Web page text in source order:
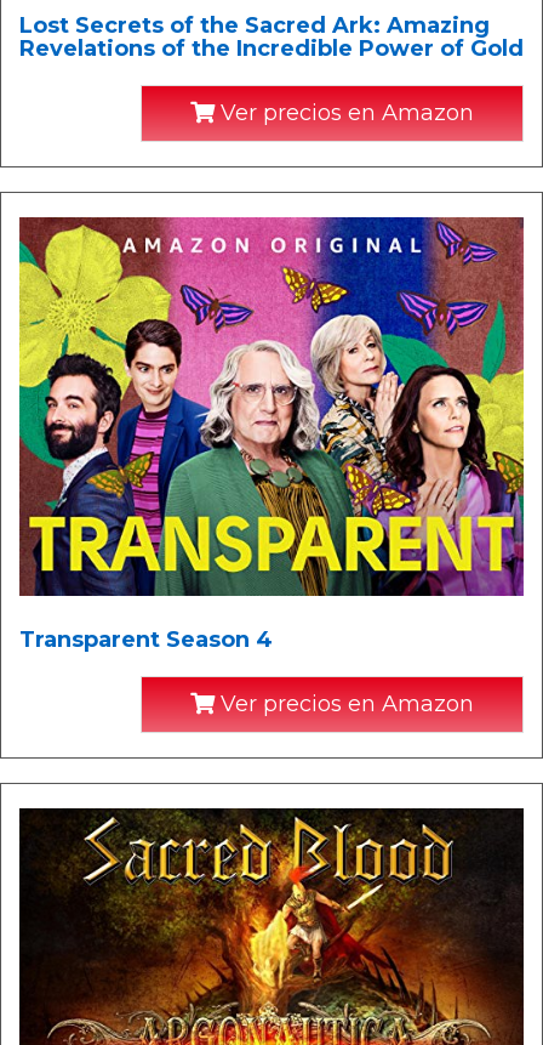
Lost Secrets of the Sacred Ark: Amazing
Revelations of the Incredible Power of Gold
Ver precios en Amazon
Transparent Season 4
Ver precios en Amazon